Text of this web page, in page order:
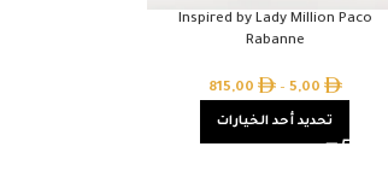
Inspired by Lady Million Paco
Rabanne
5,00
–
815,00
تحديد أحد الخيارات